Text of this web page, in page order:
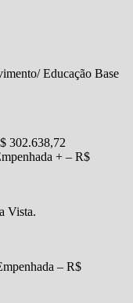
Educação Base
302.638,72
+ – R$
Vista.
– R$